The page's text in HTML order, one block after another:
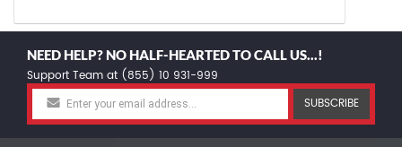
NEED HELP? NO HALF-HEARTED TO CALL US...!
Support Team at (855) 10 931-999
SUBSCRIBE